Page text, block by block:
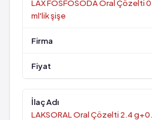
LAX FOSFOSODA Oral Çözelti
ml'lik şişe
LAKSORAL Oral Çözelti 2.4